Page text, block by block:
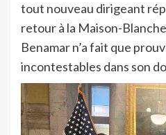
tout nouveau dirigeant
retour à la Maison-
Benamar n’a fait que
incontestables dans son